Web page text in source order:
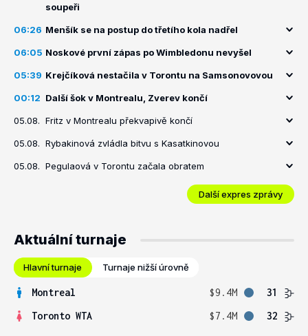
soupeři
06:26 Menšík se na postup do třetího kola nadřel
06:05 Noskové první zápas po Wimbledonu nevyšel
05:39 Krejčíková nestačila v Torontu na Samsonovovou
00:12 Další šok v Montrealu, Zverev končí
05.08. Fritz v Montrealu překvapivě končí
05.08. Rybakinová zvládla bitvu s Kasatkinovou
05.08. Pegulaová v Torontu začala obratem
Další expres zprávy
Aktuální turnaje
Hlavní turnaje Turnaje nižší úrovně
Montreal $9.4M
31
Toronto WTA
$7.4M 32